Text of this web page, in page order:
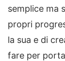
semplice ma
propri
la sua e di
fare per